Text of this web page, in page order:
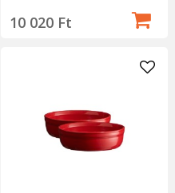
10 020 Ft